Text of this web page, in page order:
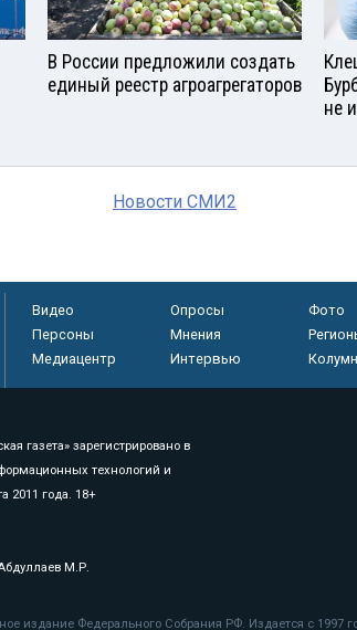
В России предложили создать
единый реестр агроагрегаторов
не
Новости СМИ2
Видео Опросы
Фото
Персоны
Мнения
Медиацентр
Интервью
газета» зарегистрировано в
технологий и
2011 года. 18+
М.Р.
издание Федерального Собрания РФ. Издается с